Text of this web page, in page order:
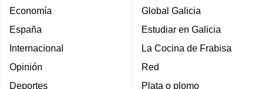
Economía
España
Internacional
Opinión
Deportes
Global Galicia
Estudiar en Galicia
La Cocina de Frabisa
Red
Plata o plomo